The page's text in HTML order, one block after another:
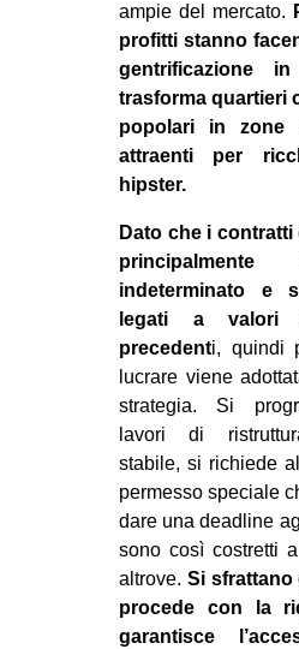
ESTREMO
MEDIO
in
ampie del mercato.
profitti stanno
gentrificazione
trasforma quartieri
popolari in zone
attraenti per
hipster.
Dato che i contratti
indeterminato e
legati a valori
precedenti, quindi
lucrare viene
strategia. Si
lavori di
stabile, si richiede
permesso speciale
dare una deadline
sono così costretti
altrove. Si sfrattano
procede con la
garantisce